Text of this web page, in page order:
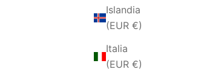
Islandia
(EUR €)
Italia
(EUR €)
ANELLO DA UOMO IN ACCIAIO A
CATENA